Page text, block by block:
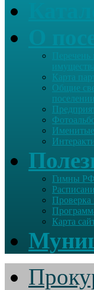
Карта
Общие
поселении
Гимны
Проверка
Карта